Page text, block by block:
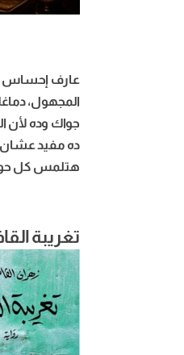
عارف إحساس
المجهول،
جواك وده لأن
هتلمس كل
تغريبة